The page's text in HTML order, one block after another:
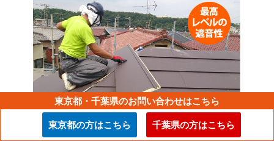
東京都・千葉県のお問い合わせはこちら
東京都の方はこちら 千葉県の方はこちら